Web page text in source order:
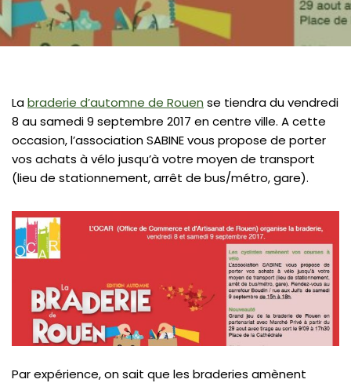
Labraderie d’automne de Rouen se tiendra du vendredi
8 au samedi 9 septembre 2017 en centre ville. A cette
occasion, l’association SABINE vous propose de porter
vos achats à vélo jusqu’à votre moyen de transport
(lieu de stationnement, arrêt de bus/métro, gare).
Par expérience, on sait que les braderies amènent